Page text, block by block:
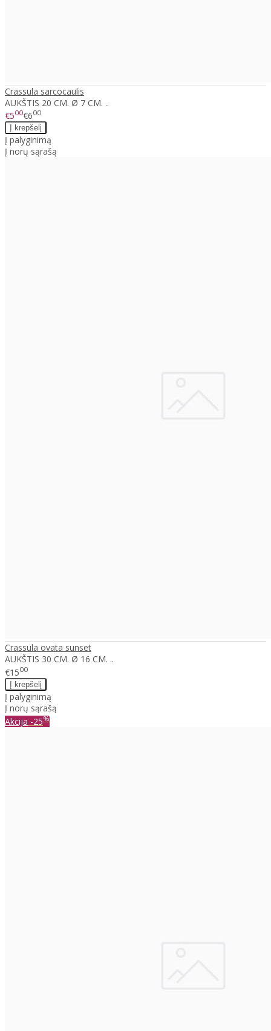
Crassula sarcocaulis
AUKŠTIS 20 CM. Ø 7 CM. ..
€500€600
Į palyginimą
Į norų sąrašą
Crassula ovata sunset
AUKŠTIS 30 CM. Ø 16 CM. ..
€1500
Į palyginimą
Į norų sąrašą
Akcija -25%